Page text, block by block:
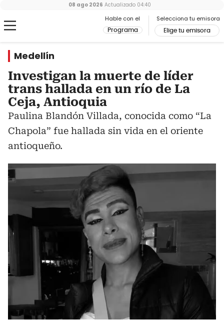
Hable con el
Programa
Selecciona tu emisora
Elige tu emisora
08 ago 2026 Actualizado 04:40
Medellín
Investigan la muerte de líder
trans hallada en un río de La
Ceja, Antioquia
Paulina Blandón Villada, conocida como “La
Chapola” fue hallada sin vida en el oriente
antioqueño.